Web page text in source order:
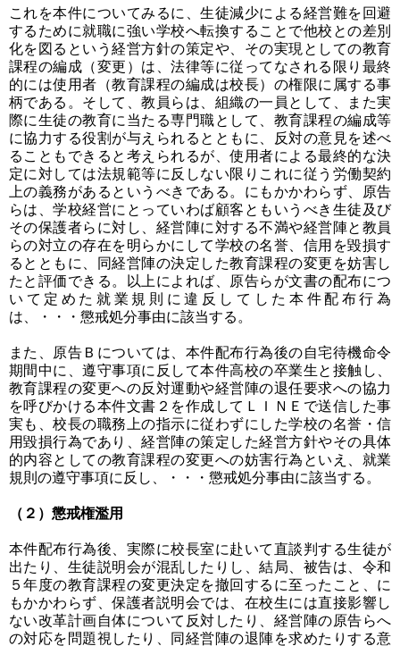
これを本件についてみるに、生徒減少による経営難を回避
するために就職に強い学校へ転換することで他校との差別
化を図るという経営方針の策定や、その実現としての教育
課程の編成（変更）は、法律等に従ってなされる限り最終
的には使用者（教育課程の編成は校長）の権限に属する事
柄である。そして、教員らは、組織の一員として、また実
際に生徒の教育に当たる専門職として、教育課程の編成等
に協力する役割が与えられるとともに、反対の意見を述べ
ることもできると考えられるが、使用者による最終的な決
定に対しては法規範等に反しない限りこれに従う労働契約
上の義務があるというべきである。にもかかわらず、原告
らは、学校経営にとっていわば顧客ともいうべき生徒及び
その保護者らに対し、経営陣に対する不満や経営陣と教員
らの対立の存在を明らかにして学校の名誉、信用を毀損す
るとともに、同経営陣の決定した教育課程の変更を妨害し
たと評価できる。以上によれば、原告らが文書の配布につ
いて定めた就業規則に違反してした本件配布行為
は、・・・懲戒処分事由に該当する。
また、原告Ｂについては、本件配布行為後の自宅待機命令
期間中に、遵守事項に反して本件高校の卒業生と接触し、
教育課程の変更への反対運動や経営陣の退任要求への協力
を呼びかける本件文書２を作成してＬＩＮＥで送信した事
実も、校長の職務上の指示に従わずにした学校の名誉・信
用毀損行為であり、経営陣の策定した経営方針やその具体
的内容としての教育課程の変更への妨害行為といえ、就業
規則の遵守事項に反し、・・・懲戒処分事由に該当する。
（２）懲戒権濫用
本件配布行為後、実際に校長室に赴いて直談判する生徒が
出たり、生徒説明会が混乱したりし、結局、被告は、令和
５年度の教育課程の変更決定を撤回するに至ったこと、に
もかかわらず、保護者説明会では、在校生には直接影響し
ない改革計画自体について反対したり、経営陣の原告らへ
の対応を問題視したり、同経営陣の退陣を求めたりする意